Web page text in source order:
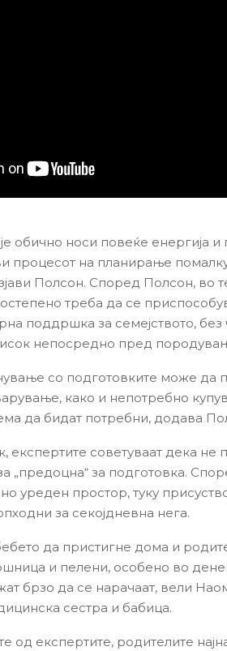
обично носи повеќе енергија
процесот на планирање
Полсон. Според Полсон, во
треба да се
поддршка за семејството, без
непосредно пред
со подготовките може да
како и непотребно
да бидат потребни, додава
експертите советуваат дека не
„предоцна“ за подготовка.
уреден простор, туку
за секојдневна нега.
да пристигне дома и
и пелени, особено во
брзо да се нарачаат, вели
сестра и бабица.
од експертите, родителите